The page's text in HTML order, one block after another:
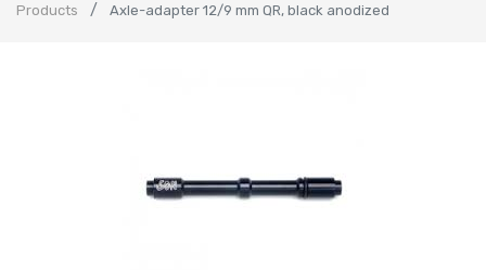
Products Axle-adapter 12/9 mm QR, black anodized